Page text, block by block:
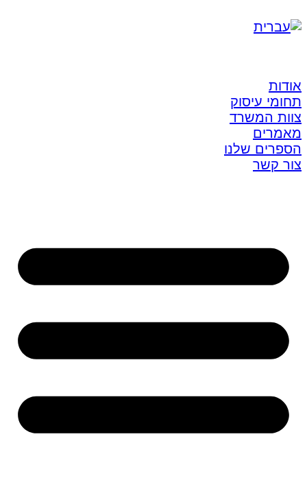
אודות
תחומי עיסוק
צוות המשרד
מאמרים
הספרים שלנו
צור קשר